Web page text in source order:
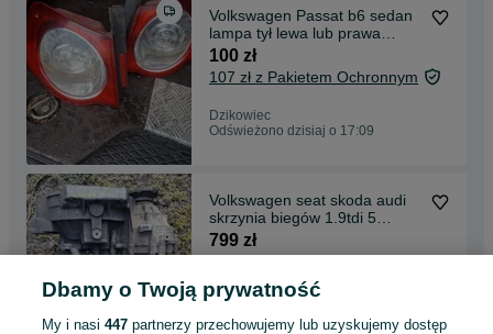
Volkswagen Passat b6 sedan
lampa tył lewa lub prawa
kompletna oryginał
100 zł
107 zł z Pakietem Ochronnym
Dzikowiec
Odświeżono dzisiaj o 17:09
Volkswagen seat skoda audi
skrzynia biegów 1.9tdi 5
biegowa GQQ
799 zł
Dzikowiec
Odświeżono dzisiaj o 17:04
Dbamy o Twoją prywatność
My i nasi447 partnerzy przechowujemy lub uzyskujemy dostęp